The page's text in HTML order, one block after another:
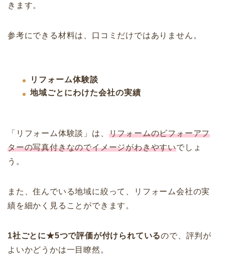
きます。
参考にできる材料は、口コミだけではありません。
リフォーム体験談
地域ごとにわけた会社の実績
「リフォーム体験談」は、 リフォームのビフォーアフ
ターの写真付きなのでイメージがわきやすいでしょ
う。
また、住んでいる地域に絞って、リフォーム会社の実
績を細かく見ることができます。
1社ごとに★5つで評価が付けられているので、評判が
よいかどうかは一目瞭然。